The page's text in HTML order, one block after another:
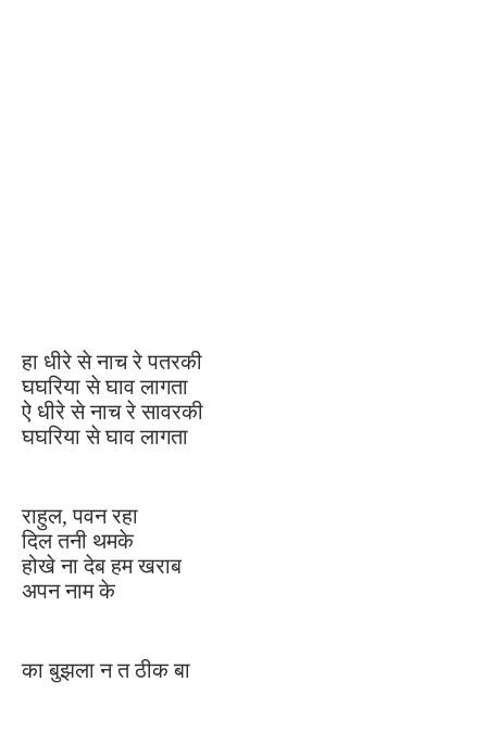
हा धीरे से नाच रे पतरकी
घघरिया से घाव लागता
ऐ धीरे से नाच रे सावरकी
घघरिया से घाव लागता
राहुल, पवन रहा
दिल तनी थमके
होखे ना देब हम खराब
अपन नाम के
का बुझला न त ठीक बा